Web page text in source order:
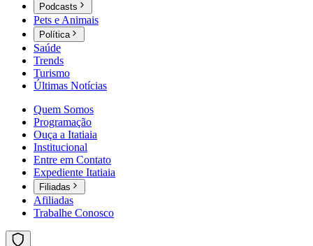
Podcasts
Pets e Animais
Política
Saúde
Trends
Turismo
Últimas Notícias
Quem Somos
Programação
Ouça a Itatiaia
Institucional
Entre em Contato
Expediente Itatiaia
Filiadas
Afiliadas
Trabalhe Conosco